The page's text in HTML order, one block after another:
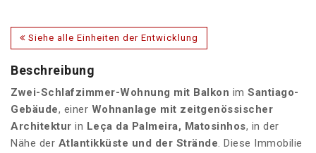
Siehe alle Einheiten der Entwicklung
Beschreibung
Zwei-Schlafzimmer-Wohnung mit Balkon im Santiago-
Gebäude, einer Wohnanlage mit zeitgenössischer
Architektur in Leça da Palmeira, Matosinhos, in der
Nähe der Atlantikküste und der Strände. Diese Immobilie